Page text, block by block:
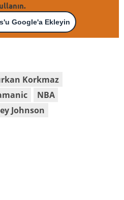
Google'a Ekleyin
Korkmaz
NBA
Johnson